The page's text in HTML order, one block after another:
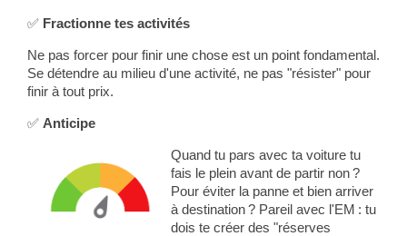
✅ Fractionne tes activités
Ne pas forcer pour finir une chose est un point fondamental.
Se détendre au milieu d'une activité, ne pas "résister" pour
finir à tout prix.
✅ Anticipe
Quand tu pars avec ta voiture tu
fais le plein avant de partir non ?
Pour éviter la panne et bien arriver
à destination ? Pareil avec l'EM : tu
dois te créer des "réserves